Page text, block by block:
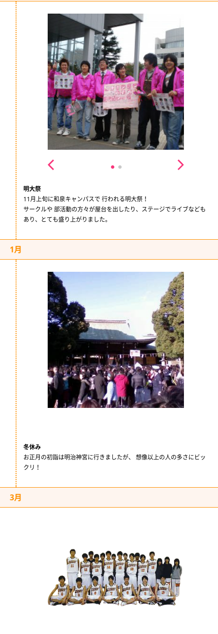
明大祭
11月上旬に和泉キャンパスで 行われる明大祭！
サークルや 部活動の方々が屋台を出したり、ステージでライブなども
あり、とても盛り上がりました。
1月
冬休み
お正月の初詣は明治神宮に行きましたが、 想像以上の人の多さにビッ
クリ！
3月